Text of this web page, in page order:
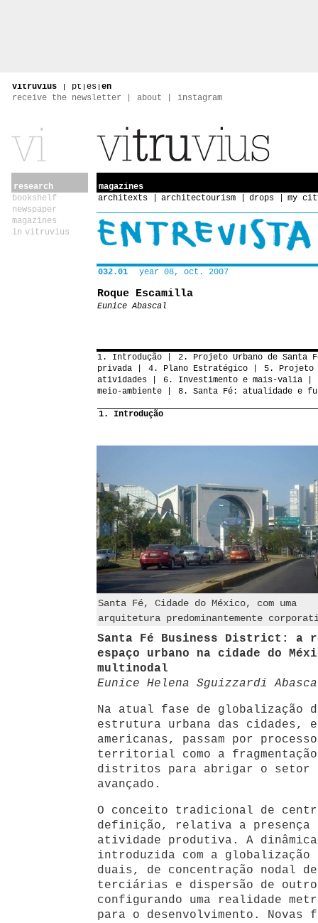
vitruvius | pt | es | en
receive the newsletter
about instagram
research
bookshelf
newspaper
magazines
in vitruvius
magazines
architexts
architectourism drops my
032.01 year 08, oct. 2007
Roque Escamilla
Eunice Abascal
1. Introdução
2. Projeto Urbano de Santa
privada
4. Plano Estratégico
5. Projeto
atividades
6. Investimento e mais-valia
meio-ambiente
8. Santa Fé: atualidade e
1. Introdução
Santa Fé, Cidade do México, com uma
arquitetura predominantemente
Santa Fé Business District: a
espaço urbano na cidade do
multinodal
Eunice Helena Sguizzardi
Na atual fase de globalização
estrutura urbana das cidades,
americanas, passam por
territorial como a
distritos para abrigar o
avançado.
O conceito tradicional de
definição, relativa a presença
atividade produtiva. A dinâmica
introduzida com a globalização
duais, de concentração nodal
terciárias e dispersão de
configurando uma realidade
para o desenvolvimento. Novas